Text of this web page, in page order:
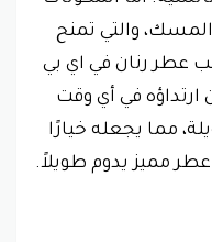
والتي تمنح
عطر رنان في اي بي
ارتداؤه في أي وقت
مما يجعله خيارًا
عطر مميز يدوم طويلاً.